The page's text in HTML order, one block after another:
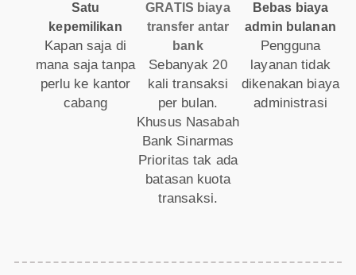
Satu
kepemilikan
Kapan saja di
mana saja tanpa
perlu ke kantor
cabang
GRATIS biaya
transfer antar
bank
Sebanyak 20
kali transaksi
per bulan.
Khusus Nasabah
Bank Sinarmas
Prioritas tak ada
batasan kuota
transaksi.
Bebas biaya
admin bulanan
Pengguna
layanan tidak
dikenakan biaya
administrasi